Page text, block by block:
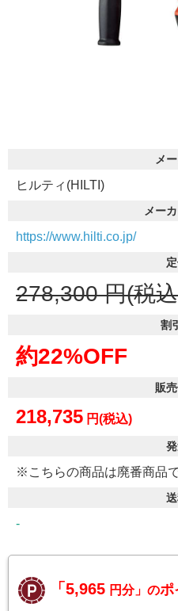
メ
ヒルティ(HILTI)
メー
https://www.hilti.co.jp/
278,300 円(税
割
約22%OFF
販
218,735 円(税込)
※こちらの商品は廃番商品で
-
「5,965 円分」のポ